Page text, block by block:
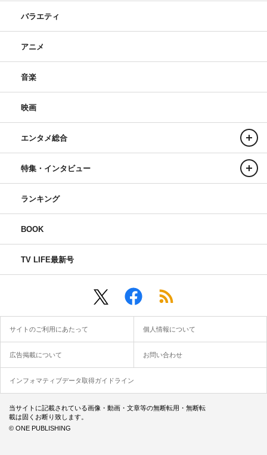
バラエティ
アニメ
音楽
映画
エンタメ総合
特集・インタビュー
ランキング
BOOK
TV LIFE最新号
サイトのご利用にあたって 個人情報について
広告掲載について お問い合わせ
インフォマティブデータ取得ガイドライン
当サイトに記載されている画像・動画・文章等の無断転用・無断転
載は固くお断り致します。
© ONE PUBLISHING